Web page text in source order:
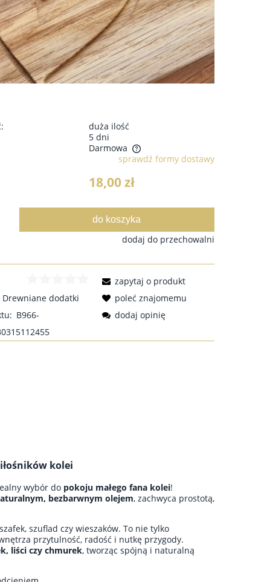
duża ilość
5 dni
Darmowa
sprawdź formy dostawy
18,00 zł
do koszyka
dodaj do przechowalni
Drewniane dodatki
B966-
zapytaj o produkt
poleć znajomemu
dodaj opinię
kolei
wybór do pokoju małego fana kolei!
bezbarwnym olejem, zachwyca prostotą,
szuflad czy wieszaków. To nie tylko
przytulność, radość i nutkę przygody.
liści czy chmurek, tworząc spójną i naturalną